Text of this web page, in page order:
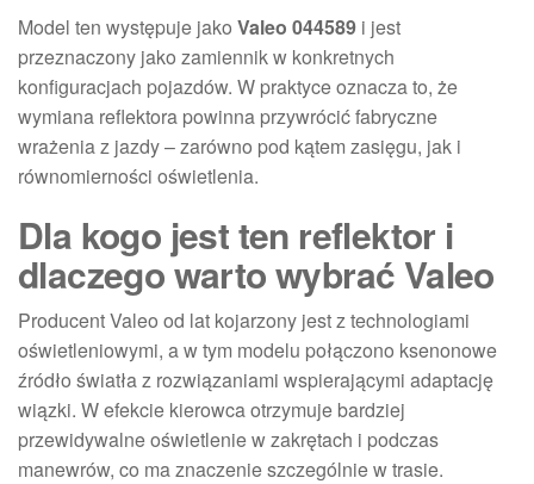
Model ten występuje jako Valeo 044589 i jest
przeznaczony jako zamiennik w konkretnych
konfiguracjach pojazdów. W praktyce oznacza to, że
wymiana reflektora powinna przywrócić fabryczne
wrażenia z jazdy – zarówno pod kątem zasięgu, jak i
równomierności oświetlenia.
Dla kogo jest ten reflektor i
dlaczego warto wybrać Valeo
Producent Valeo od lat kojarzony jest z technologiami
oświetleniowymi, a w tym modelu połączono ksenonowe
źródło światła z rozwiązaniami wspierającymi adaptację
wiązki. W efekcie kierowca otrzymuje bardziej
przewidywalne oświetlenie w zakrętach i podczas
manewrów, co ma znaczenie szczególnie w trasie.